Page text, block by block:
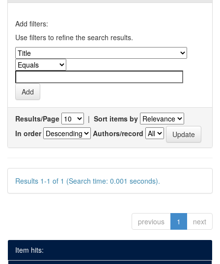
Add filters:
Use filters to refine the search results.
Results/Page | Sort items by
In order
Authors/record
Results 1-1 of 1 (Search time: 0.001 seconds).
previous 1 next
Item hits: